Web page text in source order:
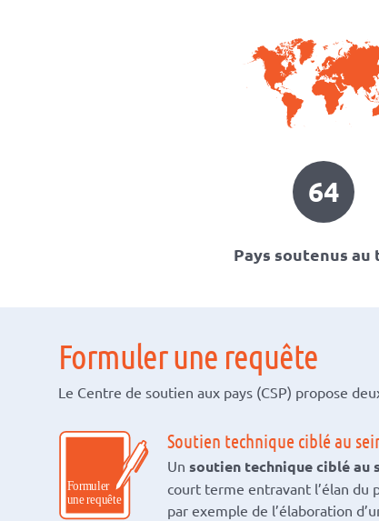
64
Pays soutenus
Formuler une requête
Le Centre de soutien aux pays (CSP) propose
Soutien technique ciblé au
Un soutien technique ciblé au
court terme entravant l’élan du
par exemple de l’élaboration